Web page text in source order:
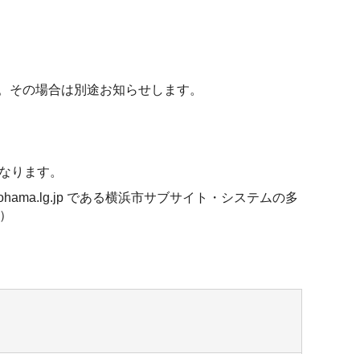
の場合は別途お知らせします。
ります。
である横浜市サブサイト・システムの多